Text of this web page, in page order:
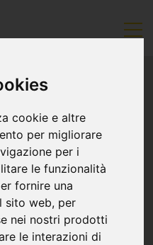
cookie e altre
per migliorare
per i
le funzionalità
fornire una
sito web, per
nei nostri prodotti
le interazioni di